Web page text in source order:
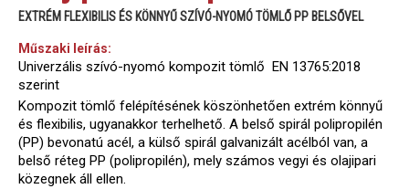
EXTRÉM FLEXIBILIS ÉS KÖNNYŰ SZÍVÓ-NYOMÓ TÖMLŐ PP BELSŐVEL
Műszaki leírás:
Univerzális szívó-nyomó kompozit tömlő EN 13765:2018
szerint
Kompozit tömlő felépítésének köszönhetően extrém könnyű
és flexibilis, ugyanakkor terhelhető. A belső spirál polipropilén
(PP) bevonatú acél, a külső spirál galvanizált acélból van, a
belső réteg PP (polipropilén), mely számos vegyi és olajipari
közegnek áll ellen.